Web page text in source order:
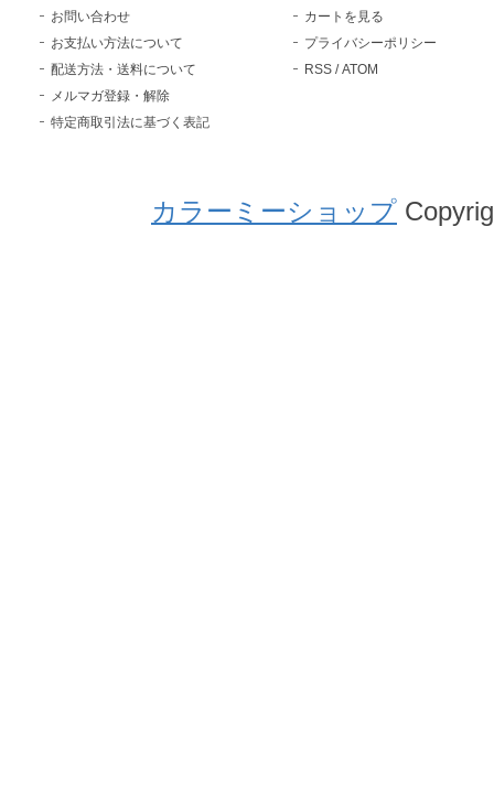
お問い合わせ
お支払い方法について
配送方法・送料について
メルマガ登録・解除
特定商取引法に基づく表記
カートを見る
プライバシーポリシー
RSS /ATOM
カラーミーショップ